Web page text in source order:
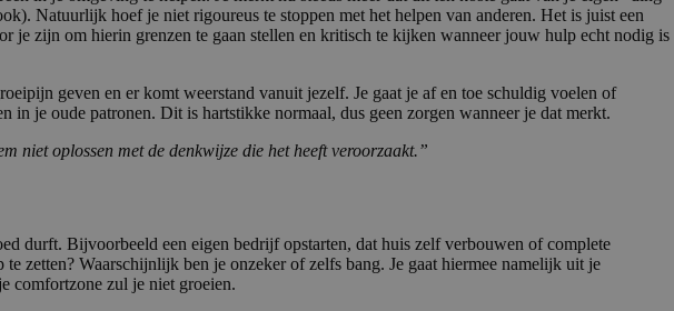
Natuurlijk hoef je niet rigoureus te stoppen met het helpen van anderen. Het is juist een
je zijn om hierin grenzen te gaan stellen en kritisch te kijken wanneer jouw hulp echt nodig is
geven en er komt weerstand vanuit jezelf. Je gaat je af en toe schuldig voelen of
in je oude patronen. Dit is hartstikke normaal, dus geen zorgen wanneer je dat merkt.
niet oplossen met de denkwijze die het heeft veroorzaakt.”
durft. Bijvoorbeeld een eigen bedrijf opstarten, dat huis zelf verbouwen of complete
zetten? Waarschijnlijk ben je onzeker of zelfs bang. Je gaat hiermee namelijk uit je
comfortzone zul je niet groeien.